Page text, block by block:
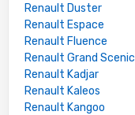
Renault Duster
Renault Espace
Renault Fluence
Renault Grand Scenic
Renault Kadjar
Renault Kaleos
Renault Kangoo